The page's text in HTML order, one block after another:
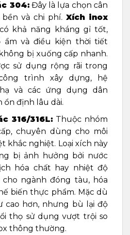
304:Đây là lựa chọn cân
và chi phí. Xích inox
có khả năng kháng gỉ tốt,
ẩm và điều kiện thời tiết
bị xuống cấp nhanh.
sử dụng rộng rãi trong
trình xây dựng, hệ
và các ứng dụng dân
định lâu dài.
316/316L: Thuộc nhóm
chuyên dùng cho môi
khắc nghiệt. Loại xích này
bị ảnh hưởng bởi nước
hóa chất hay nhiệt độ
ngành đóng tàu, hóa
biến thực phẩm. Mặc dù
cao hơn, nhưng bù lại độ
thọ sử dụng vượt trội so
thông thường.